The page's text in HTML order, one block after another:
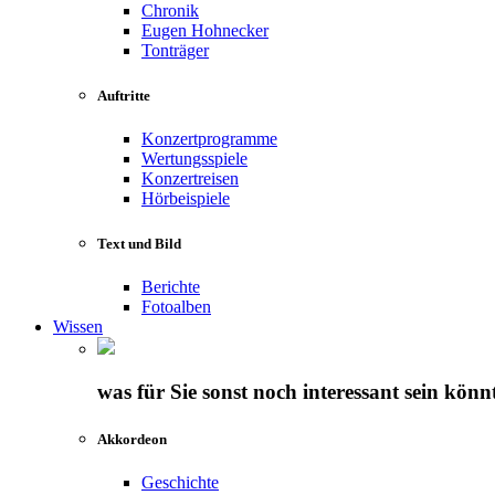
Chronik
Eugen Hohnecker
Tonträger
Auftritte
Konzertprogramme
Wertungsspiele
Konzertreisen
Hörbeispiele
Text und Bild
Berichte
Fotoalben
Wissen
was für Sie sonst noch interessant sein
Akkordeon
Geschichte